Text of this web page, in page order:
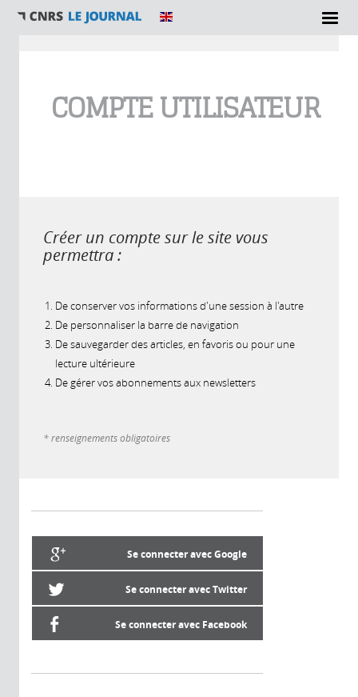
COMPTE UTILISATEUR
Créer un compte sur le site vous
permettra :
De conserver vos informations d'une session à l'autre
De personnaliser la barre de navigation
De sauvegarder des articles, en favoris ou pour une
lecture ultérieure
De gérer vos abonnements aux newsletters
* renseignements obligatoires
Se connecter avec Google
Se connecter avec Twitter
Se connecter avec Facebook